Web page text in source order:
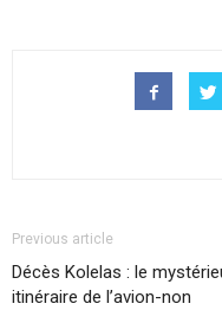
Previous article
Décès Kolelas : le
itinéraire de l’avion-non